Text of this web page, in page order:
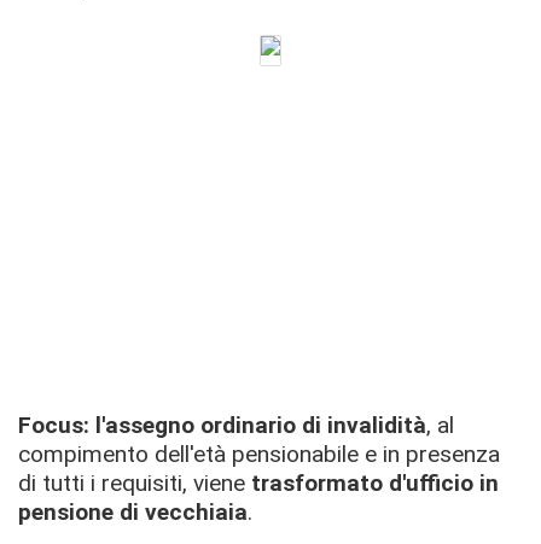
Focus: l'assegno ordinario di invalidità, al
compimento dell'età pensionabile e in presenza
di tutti i requisiti, viene trasformato d'ufficio in
pensione di vecchiaia.